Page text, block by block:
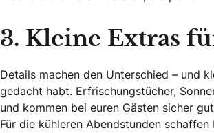
3. Kleine Extras
Details machen den Unterschied – und
gedacht habt. Erfrischungstücher,
und kommen bei euren Gästen sicher
Für die kühleren Abendstunden